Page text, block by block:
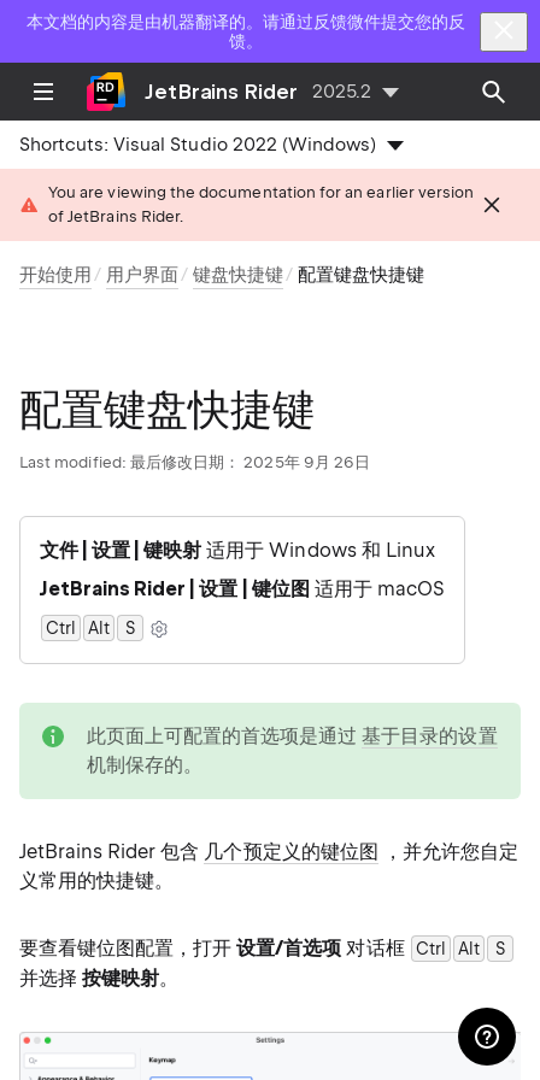
本文档的内容是由机器翻译的。请通过反馈微件提交您的反
馈。
JetBrains Rider 2025.2
Shortcuts:Visual Studio 2022 (Windows)
You are viewing the documentation for an earlier version
of JetBrains Rider.
开始使用 用户界面 键盘快捷键 配置键盘快捷键
配置键盘快捷键
Last modified: 最后修改日期： 2025年 9月 26日
文件 | 设置 | 键映射 适用于 Windows 和 Linux
JetBrains Rider | 设置 | 键位图 适用于 macOS
Ctrl Alt 0
S
此页面上可配置的首选项是通过基于目录的设置
机制保存的。
JetBrains Rider 包含 几个预定义的键位图 ，并允许您自定
义常用的快捷键。
要查看键位图配置，打开设置/首选项 对话框 Ctrl Alt 0
S
并选择按键映射。